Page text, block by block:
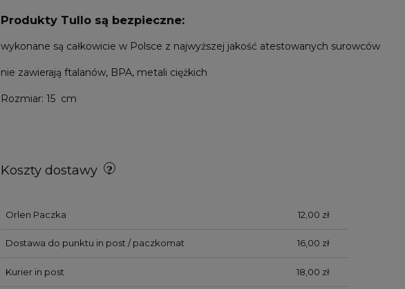
Produkty Tullo są bezpieczne:
wykonane są całkowicie w Polsce z najwyższej jakość atestowanych surowców
nie zawierają ftalanów, BPA, metali ciężkich
Rozmiar: 15 cm
Koszty dostawy
Orlen Paczka 12,00 zł
Dostawa do punktu in post / paczkomat 16,00 zł
Kurier in post 18,00 zł